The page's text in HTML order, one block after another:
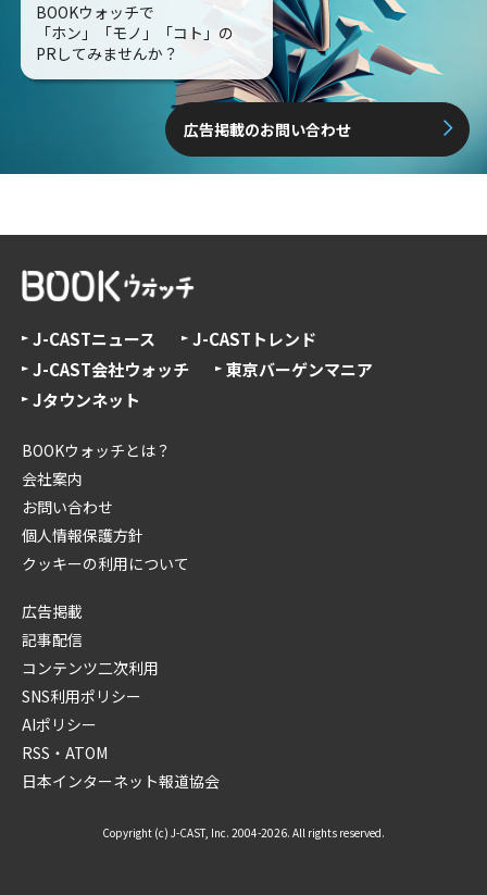
BOOKウォッチで
「ホン」「モノ」「コト」の
PRしてみませんか？
広告掲載のお問い合わせ
J-CASTニュース
J-CASTトレンド
J-CAST会社ウォッチ
東京バーゲンマニア
Jタウンネット
BOOKウォッチとは？
会社案内
お問い合わせ
個人情報保護方針
クッキーの利用について
広告掲載
記事配信
コンテンツ二次利用
SNS利用ポリシー
AIポリシー
RSS・ATOM
日本インターネット報道協会
Copyright (c) J-CAST, Inc. 2004-2026. All rights reserved.